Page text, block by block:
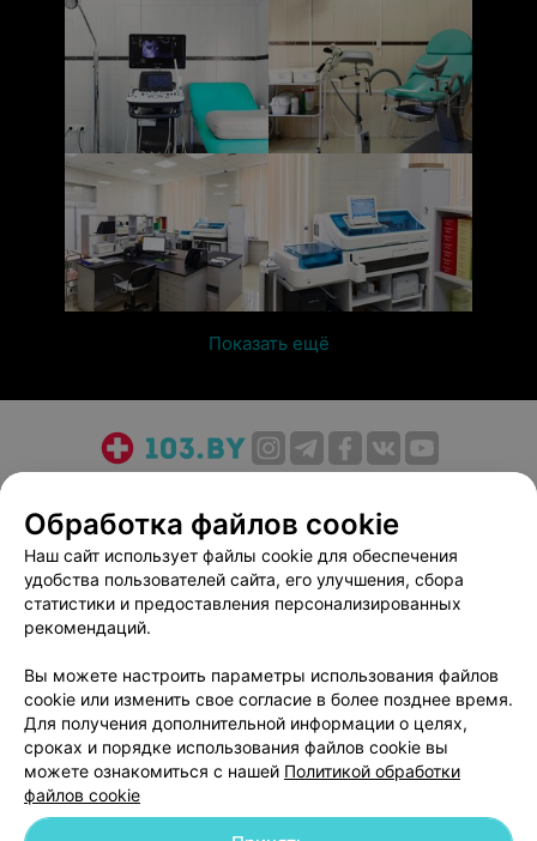
Показать ещё
Медицинский маркетинг
Публичный договор
Пользовательское соглашение
Способы оплаты
Вакансии
Партнеры
Написать руководителю 103.by
Персональные настройки cookie
Обработка персональных данных
Обработка файлов cookie
Наш сайт использует файлы cookie для обеспечения
удобства пользователей сайта, его улучшения, сбора
статистики и предоставления персонализированных
рекомендаций.
Вы можете настроить параметры использования файлов
cookie или изменить свое согласие в более позднее время.
Для получения дополнительной информации о целях,
сроках и порядке использования файлов cookie вы
можете ознакомиться с нашей Политикой обработки
файлов cookie